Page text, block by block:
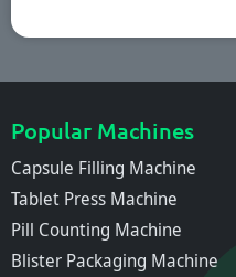
Popular Machines
Capsule Filling Machine
Tablet Press Machine
Pill Counting Machine
Blister Packaging Machine